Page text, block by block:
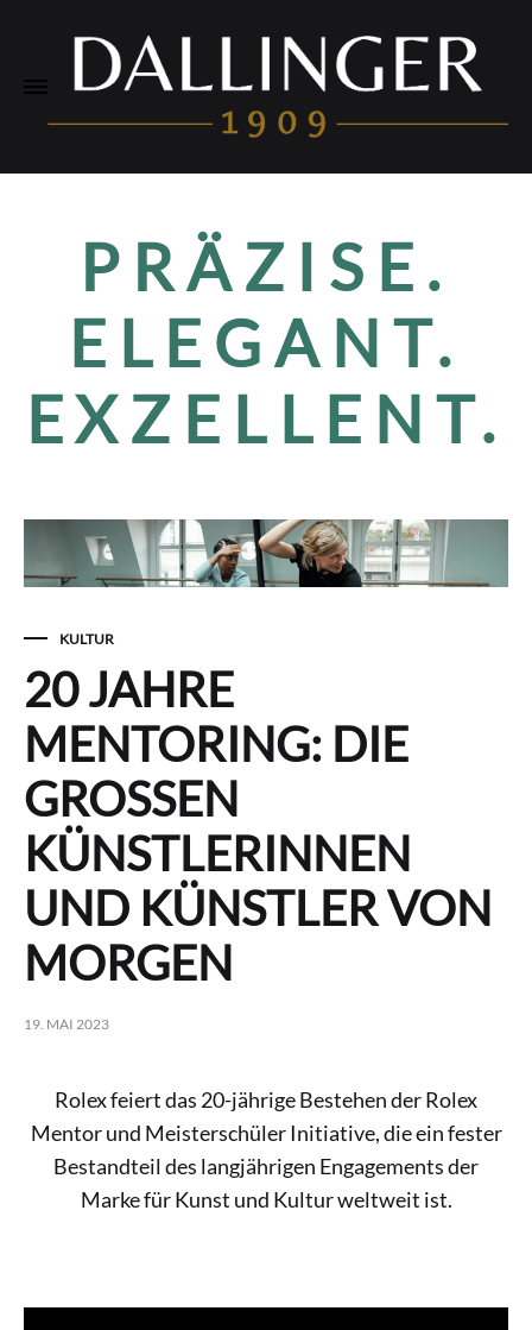
PRÄZISE.
ELEGANT.
EXZELLENT.
KULTUR
20 JAHRE
MENTORING: DIE
GROSSEN
KÜNSTLERINNEN
UND KÜNSTLER VON
MORGEN
19. MAI 2023
Rolex feiert das 20-jährige Bestehen der Rolex
Mentor und Meisterschüler Initiative, die ein fester
Bestandteil des langjährigen Engagements der
Marke für Kunst und Kultur weltweit ist.